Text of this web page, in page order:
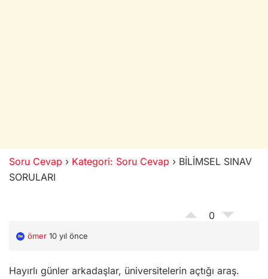
Soru Cevap › Kategori: Soru Cevap › BİLİMSEL SINAV
SORULARI
0
ömer 10 yıl önce
Hayırlı günler arkadaşlar, üniversitelerin açtığı araş.